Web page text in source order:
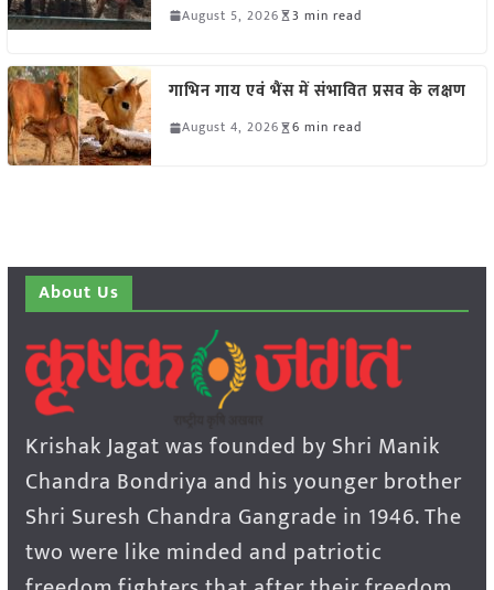
August 5, 2026 3 min read
गाभिन गाय एवं भैंस में संभावित प्रसव के लक्षण
August 4, 2026 6 min read
About Us
Krishak Jagat was founded by Shri Manik
Chandra Bondriya and his younger brother
Shri Suresh Chandra Gangrade in 1946. The
two were like minded and patriotic